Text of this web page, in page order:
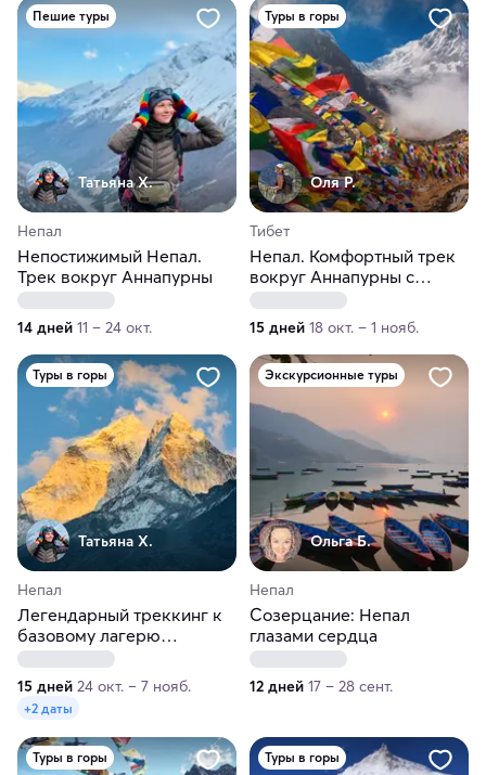
Пешие туры
Татьяна Х.
Непал
Непостижимый Непал.
Трек вокруг Аннапурны
14 дней 11 – 24 окт.
Туры в горы
Оля Р.
Тибет
Непал. Комфортный трек
вокруг Аннапурны с
озером Тиличо
15 дней 18 окт. – 1 нояб.
Туры в горы
Татьяна Х.
Непал
Легендарный треккинг к
базовому лагерю
Эвереста
15 дней 24 окт. – 7 нояб.
+2 даты
Экскурсионные туры
Ольга Б.
Непал
Созерцание: Непал
глазами сердца
12 дней 17 – 28 сент.
Туры в горы Туры в горы